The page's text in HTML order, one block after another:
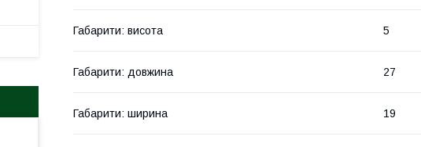
Габарити: висота 5
Габарити: довжина 27
Габарити: ширина 19